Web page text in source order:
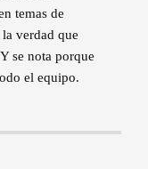
temas de
verdad que
se nota porque
el equipo.